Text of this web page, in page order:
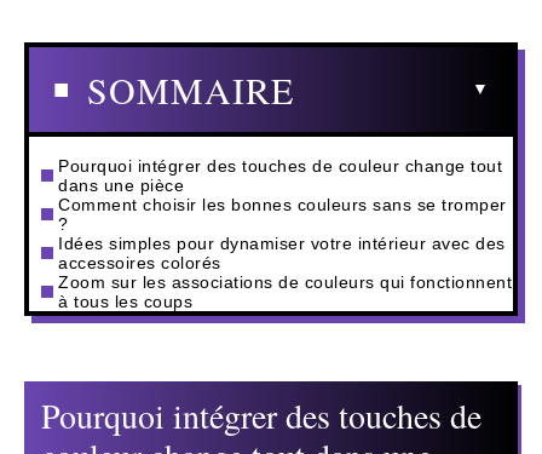
SOMMAIRE
Pourquoi intégrer des touches de couleur change tout
dans une pièce
Comment choisir les bonnes couleurs sans se tromper
?
Idées simples pour dynamiser votre intérieur avec des
accessoires colorés
Zoom sur les associations de couleurs qui fonctionnent
à tous les coups
Pourquoi intégrer des touches de